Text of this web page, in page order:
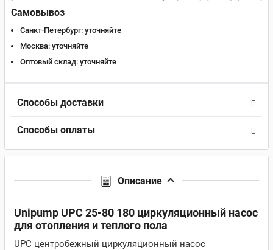
Самовывоз
Санкт-Петербург: уточняйте
Москва: уточняйте
Оптовый склад: уточняйте
Способы доставки
Способы оплаты
Описание
Unipump UPC 25-80 180 циркуляционный насос
для отопления и теплого пола
UPC центробежный циркуляционный насос